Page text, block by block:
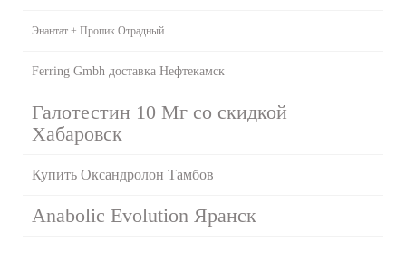
Энантат + Пропик Отрадный
Ferring Gmbh доставка Нефтекамск
Галотестин 10 Мг со скидкой
Хабаровск
Купить Оксандролон Тамбов
Anabolic Evolution Яранск